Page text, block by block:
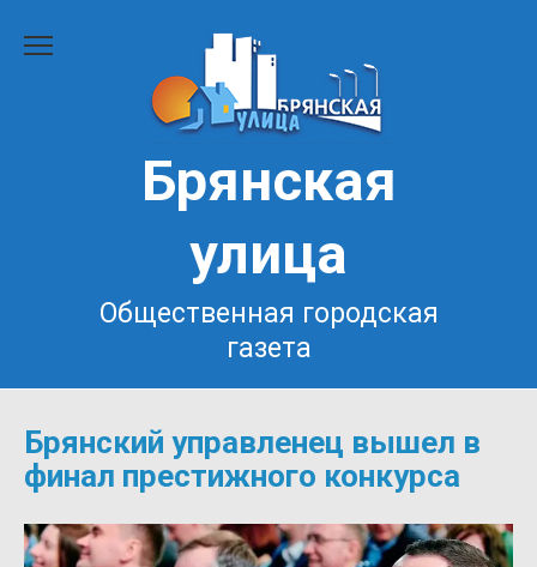
Брянская
улица
Общественная городская
газета
Брянский управленец вышел в
финал престижного конкурса